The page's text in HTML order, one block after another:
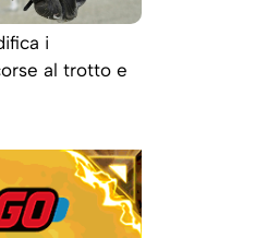
i
al trotto e